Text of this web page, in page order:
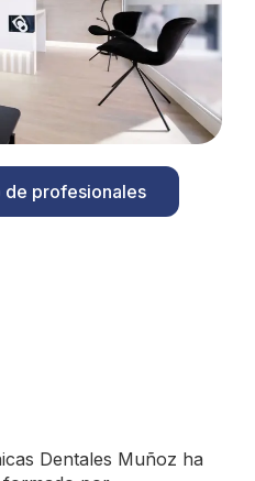
de profesionales
Dentales Muñoz ha